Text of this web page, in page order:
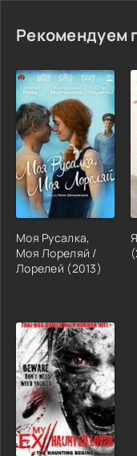
Рекомендуем
Моя Русалка,
Моя Лореляй /
Лорелей (2013)